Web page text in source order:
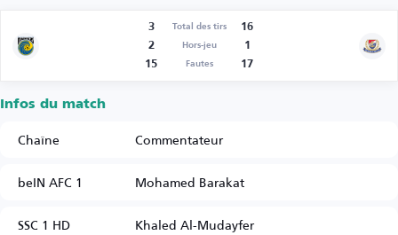
3 Total des tirs
16
2
Hors-jeu
1
15
Fautes 17
Infos du match
Chaîne
Commentateur
beIN AFC 1
Mohamed Barakat
SSC 1 HD
Khaled Al-Mudayfer